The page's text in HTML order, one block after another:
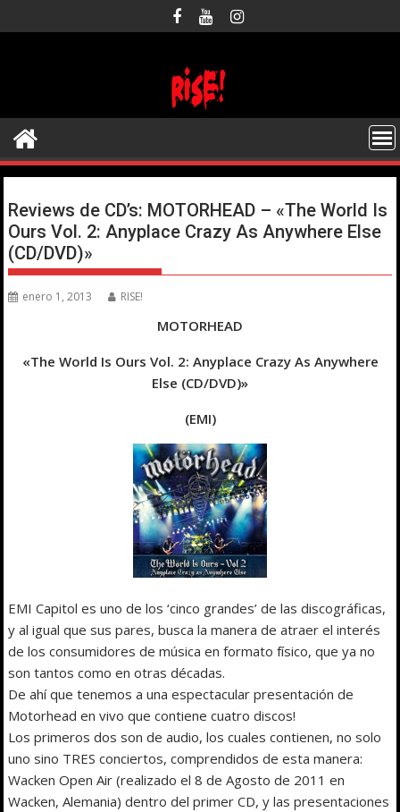
al
Reviews de CD’s: MOTORHEAD – «The World Is
Ours Vol. 2: Anyplace Crazy As Anywhere Else
(CD/DVD)»
enero 1, 2013 RISE!
MOTORHEAD
«The World Is Ours Vol. 2: Anyplace Crazy As Anywhere
Else (CD/DVD)»
(EMI)
EMI Capitol es uno de los ‘cinco grandes’ de las discográficas,
y al igual que sus pares, busca la manera de atraer el interés
de los consumidores de música en formato físico, que ya no
son tantos como en otras décadas.
De ahí que tenemos a una espectacular presentación de
Motorhead en vivo que contiene cuatro discos!
Los primeros dos son de audio, los cuales contienen, no solo
uno sino TRES conciertos, comprendidos de esta manera:
Wacken Open Air (realizado el 8 de Agosto de 2011 en
Wacken, Alemania) dentro del primer CD, y las presentaciones